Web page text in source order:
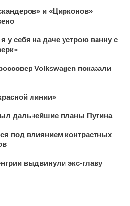
и «Цирконов»
я у себя на даче устрою ванну с
Volkswagen показали
линии»
дальнейшие планы Путина
под влиянием контрастных
выдвинули экс-главу